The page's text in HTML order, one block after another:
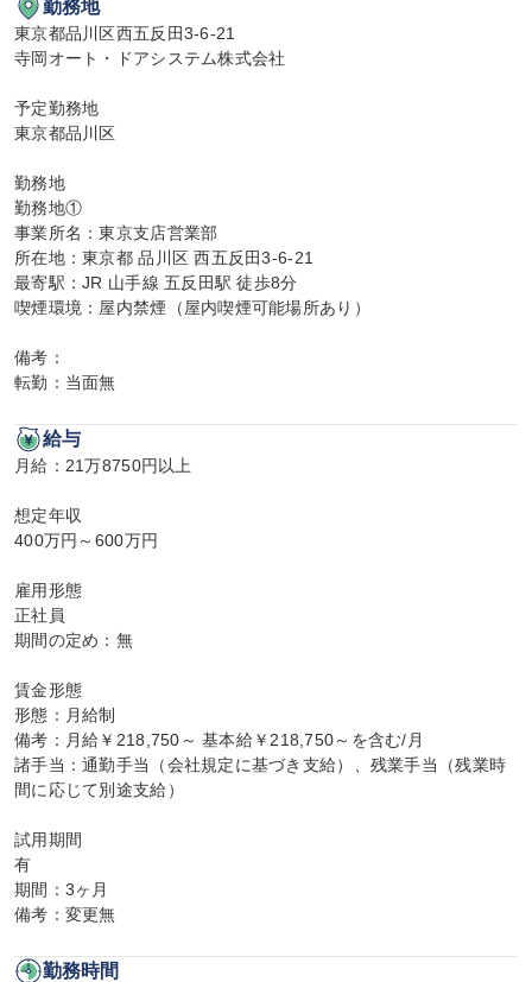
勤務地
東京都品川区西五反田3-6-21
寺岡オート・ドアシステム株式会社
予定勤務地
東京都品川区
勤務地
勤務地①
事業所名：東京支店営業部
所在地：東京都 品川区 西五反田3-6-21
最寄駅：JR 山手線 五反田駅 徒歩8分
喫煙環境：屋内禁煙（屋内喫煙可能場所あり）
備考：
転勤：当面無
給与
月給：21万8750円以上
想定年収
400万円～600万円
雇用形態
正社員
期間の定め：無
賃金形態
形態：月給制
備考：月給￥218,750～ 基本給￥218,750～を含む/月
諸手当：通勤手当（会社規定に基づき支給）、残業手当（残業時
間に応じて別途支給）
試用期間
有
期間：3ヶ月
備考：変更無
勤務時間